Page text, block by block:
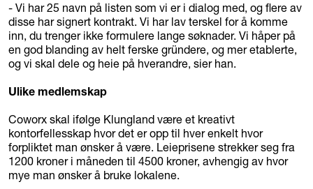
- Vi har 25 navn på listen som vi er i dialog med, og flere av
disse har signert kontrakt. Vi har lav terskel for å komme
inn, du trenger ikke formulere lange søknader. Vi håper på
en god blanding av helt ferske gründere, og mer etablerte,
og vi skal dele og heie på hverandre, sier han.
Ulike medlemskap
Coworx skal ifølge Klungland være et kreativt
kontorfellesskap hvor det er opp til hver enkelt hvor
forpliktet man ønsker å være. Leieprisene strekker seg fra
1200 kroner i måneden til 4500 kroner, avhengig av hvor
mye man ønsker å bruke lokalene.